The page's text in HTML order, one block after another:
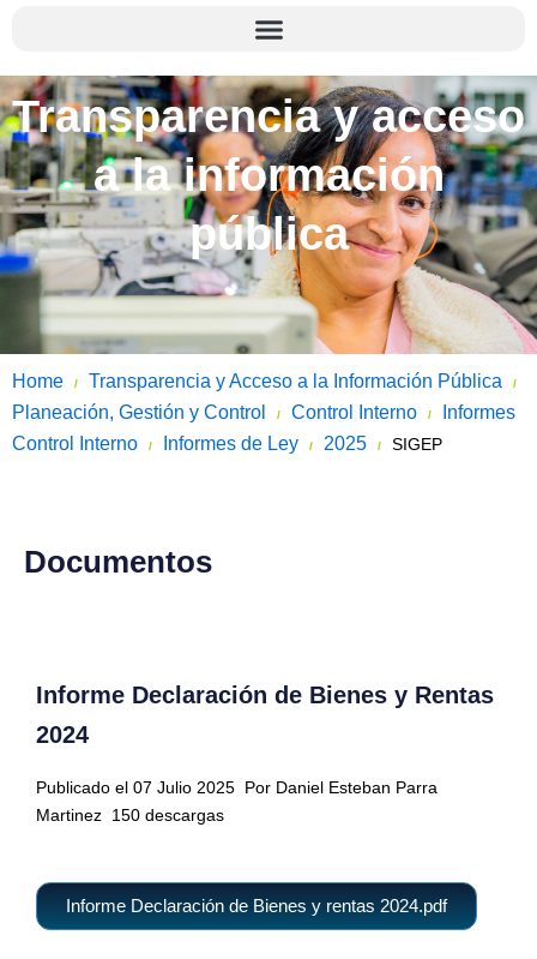
Transparencia y acceso
a la información
pública
Home / Transparencia y Acceso a la Información Pública /
Planeación, Gestión y Control / Control Interno /
Informes
Control Interno
/ Informes de Ley / 2025 / SIGEP
Documentos
Informe Declaración de Bienes y Rentas
2024
Publicado el 07 Julio 2025 Por Daniel Esteban Parra
Martinez 150 descargas
Informe Declaración de Bienes y rentas 2024.pdf